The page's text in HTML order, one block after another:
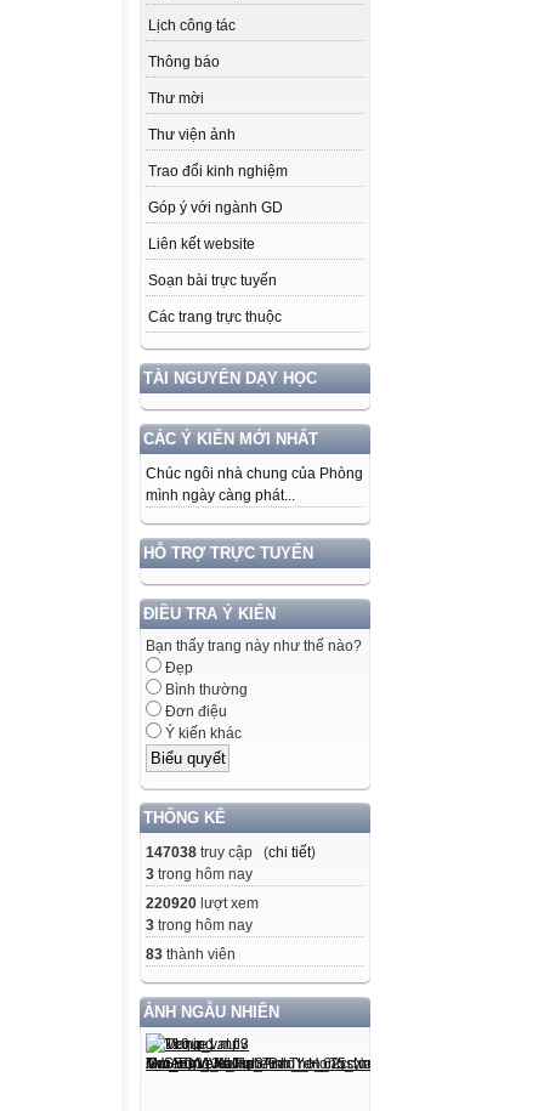
Lịch công tác
Thông báo
Thư mời
Thư viện ảnh
Trao đổi kinh nghiệm
Góp ý với ngành GD
Liên kết website
Soạn bài trực tuyến
Các trang trực thuộc
TÀI NGUYÊN DẠY HỌC
CÁC Ý KIẾN MỚI NHẤT
Chúc ngôi nhà chung của Phòng
mình ngày càng phát...
HỖ TRỢ TRỰC TUYẾN
ĐIỀU TRA Ý KIẾN
Bạn thấy trang này như thế nào?
Đẹp
Bình thường
Đơn điệu
Ý kiến khác
THỐNG KÊ
147038 truy cập (chi tiết)
3 trong hôm nay
220920 lượt xem
3 trong hôm nay
83 thành viên
ẢNH NGẪU NHIÊN